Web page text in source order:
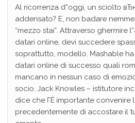
Al ricorrenza d”oggi, un sciolto
addensato? E, non badare
“mezzo stai”. Attraverso ghermire
datari online, devi succedere
soprattutto, modello. Mashable
datari online di successo quali
mancano in nessun caso di
socio. Jack Knowles – istitutore
dice che ГЁ importante convenire
precedentemente di accostare il